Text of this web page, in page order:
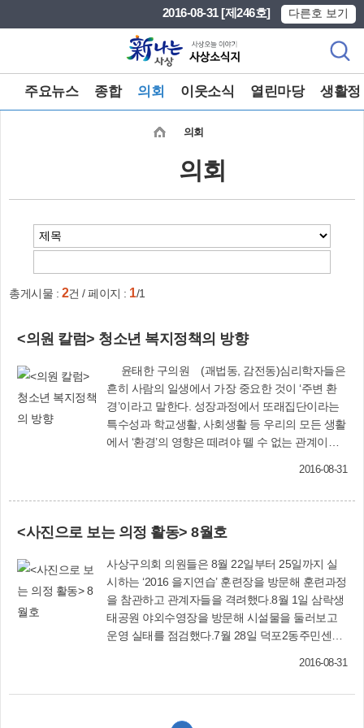
2016-08-31 [제246호] 다른호 보기
주요뉴스 종합 의회 이웃소식 열린마당 생활정
의회
의회
총게시물 : 2건 / 페이지 : 1/1
<의원 칼럼> 청소년 복지정책의 방향
윤태한 구의원 (괘법동, 감전동)심리학자들은
흔히 사람의 일생에서 가장 중요한 것이 ‘주변 환
경’이라고 말한다. 성장과정에서 또래집단이라는
특수성과 학교생활, 사회생활 등 우리의 모든 생활
에서 ‘환경’의 영향은 떼려야 뗄 수 없는 관계이기
비행청소년들 상담건수의 대부분은 오토바이 절
금품갈취가 상담건수 10건 중 6건을 차지한다. 이
처럼 ‘지역적 특성’에 따른 환경 순응적인 ‘청소년
의 비행’이 점점 늘어나는 것을 볼 때 ‘환경’이란 것
이 우리의 삶에 얼마나 중요한 영향을 미치는지를
다시 한 번 더 실감하게 된다.지난 3월 알파고와 인
간과의 바둑대결에서 인간 이세돌의 충격적인 패
적 파장을 불러왔었다. 최첨단 산업사회를 살아가
2016-08-31
<사진으로 보는 의정 활동> 8월호
사상구의회 의원들은 8월 22일부터 25일까지 실
시하는 ‘2016 을지연습’ 훈련장을 방문해 훈련과정
을 참관하고 관계자들을 격려했다.8월 1일 삼락생
태공원 야외수영장을 방문해 시설물을 둘러보고
운영 실태를 점검했다.7월 28일 덕포2동주민센터
통하고 화합하는 시간을 가졌다.
2016-08-31